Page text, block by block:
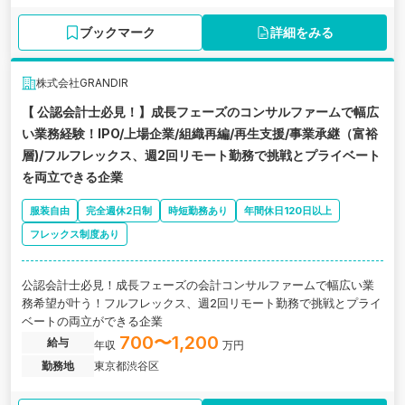
ブックマーク 詳細をみる
株式会社GRANDIR
【 公認会計士必見！】成長フェーズのコンサルファームで幅広
い業務経験！IPO/上場企業/組織再編/再生支援/事業承継（富裕
層)/フルフレックス、週2回リモート勤務で挑戦とプライベート
を両立できる企業
服装自由 完全週休2日制 時短勤務あり
年間休日120日以上
フレックス制度あり
公認会計士必見！成長フェーズの会計コンサルファームで幅広い業
務希望が叶う！フルフレックス、週2回リモート勤務で挑戦とプライ
ベートの両立ができる企業
給与 年収 700〜1,200 万円
勤務地
東京都渋谷区